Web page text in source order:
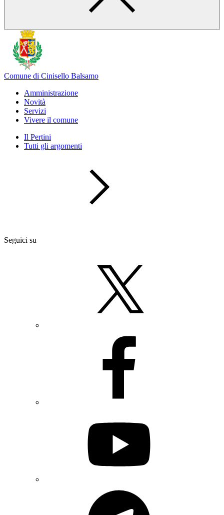
Comune di Cinisello Balsamo
Amministrazione
Novità
Servizi
Vivere il comune
Il Pertini
Tutti gli argomenti
Seguici su